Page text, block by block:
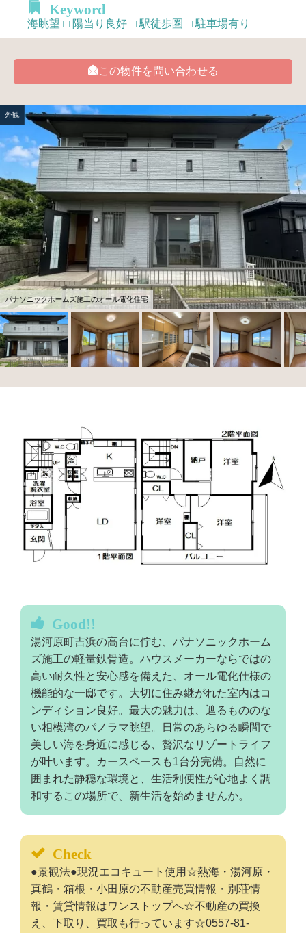
Keyword
海眺望 □ 陽当り良好 □ 駅徒歩圏 □ 駐車場有り
この物件を問い合わせる
外観
パナソニックホームズ施工のオール電化住宅
Good!!
湯河原町吉浜の高台に佇む、パナソニックホーム
ズ施工の軽量鉄骨造。ハウスメーカーならではの
高い耐久性と安心感を備えた、オール電化仕様の
機能的な一邸です。大切に住み継がれた室内はコ
ンディション良好。最大の魅力は、遮るもののな
い相模湾のパノラマ眺望。日常のあらゆる瞬間で
美しい海を身近に感じる、贅沢なリゾートライフ
が叶います。カースペースも1台分完備。自然に
囲まれた静穏な環境と、生活利便性が心地よく調
和するこの場所で、新生活を始めませんか。
Check
●景観法●現況エコキュート使用☆熱海・湯河原・
真鶴・箱根・小田原の不動産売買情報・別荘情
報・賃貸情報はワンストップへ☆不動産の買換
え、下取り、買取も行っています☆0557-81-